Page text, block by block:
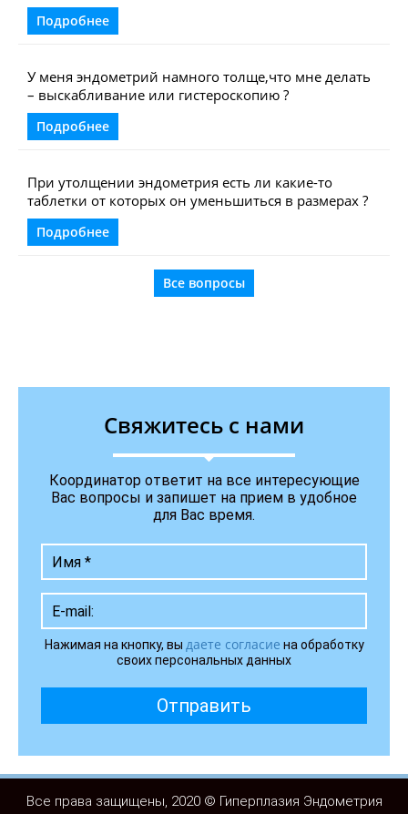
Подробнее
У меня эндометрий намного толще,что мне делать
– выскабливание или гистероскопию ?
Подробнее
При утолщении эндометрия есть ли какие-то
таблетки от которых он уменьшиться в размерах ?
Подробнее
Все вопросы
Cвяжитесь с нами
Координатор ответит на все интересующие
Вас вопросы и запишет на прием в удобное
для Вас время.
Нажимая на кнопку, вы даете согласие на обработку
своих персональных данных
Отправить
Все права защищены, 2020 © Гиперплазия Эндометрия